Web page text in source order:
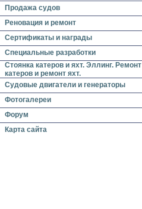
Продажа судов
Реновация и ремонт
Сертификаты и награды
Специальные разработки
Стоянка катеров и яхт. Эллинг. Ремонт
катеров и ремонт яхт.
Судовые двигатели и генераторы
Фотогалереи
Форум
Карта сайта